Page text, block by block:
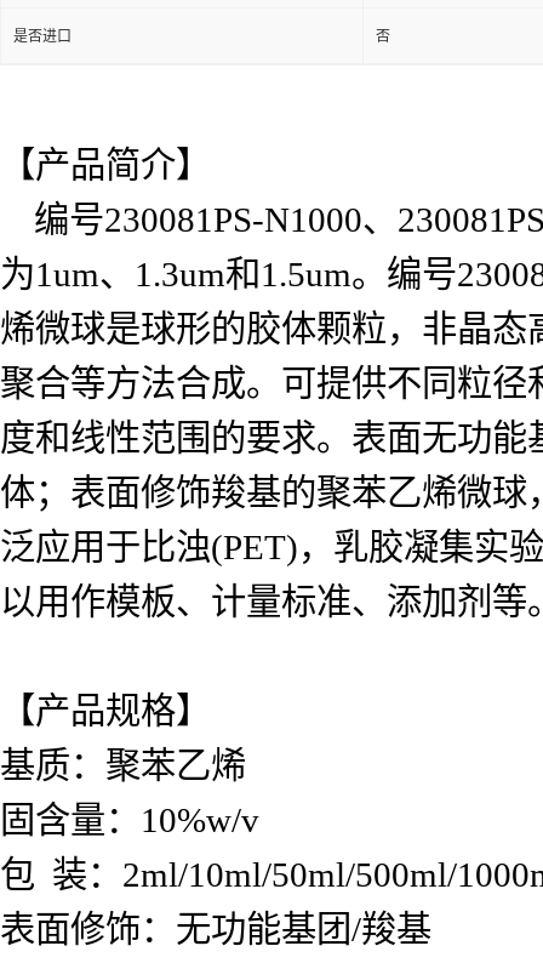
是否进口 否
【产品简介】
编号230081PS-N1000、
为1um、1.3um和1.5um。编号
烯微球是球形的胶体颗粒，非晶
聚合等方法合成。可提供不同粒
度和线性范围的要求。表面无功
体；表面修饰羧基的聚苯乙烯微
泛应用于比浊(PET)，乳胶凝集实
以用作模板、计量标准、添加剂等
【产品规格】
基质：聚苯乙烯
固含量：10%w/v
包 装：2ml/10ml/50ml/500ml/
表面修饰：无功能基团/羧基